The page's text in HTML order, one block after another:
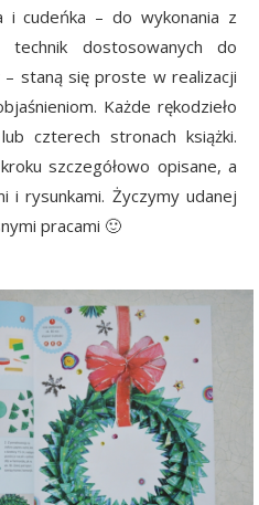
i cudeńka – do wykonania z
dostosowanych do
– staną się proste w realizacji
Każde rękodzieło
czterech stronach książki.
szczegółowo opisane, a
i rysunkami. Życzymy udanej
pracami 🙂